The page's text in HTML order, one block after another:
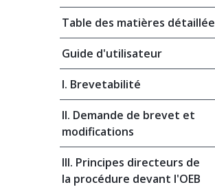
Table des matières détaillée
Guide d'utilisateur
I. Brevetabilité
II. Demande de brevet et
modifications
III. Principes directeurs de
la procédure devant l'OEB